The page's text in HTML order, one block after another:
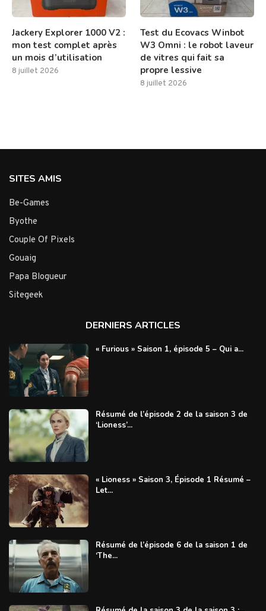
Jackery Explorer 1000 V2 :
mon test complet après
un mois d’utilisation
8 juillet 2026
Test du Ecovacs Winbot
W3 Omni : le robot laveur
de vitres qui fait sa
propre lessive
8 juillet 2026
SITES AMIS
Be-Games
Byothe
Couple Of Pixels
Gouaig
Papa Blogueur
Sitegeek
DERNIERS ARTICLES
« Furious » Saison 1, épisode 5 – Qui a...
Résumé de l’épisode 2 de la saison 3 de
‘Lioness’...
« Lioness » Saison 3, Épisode 1 Résumé –
Let...
Résumé de l’épisode 6 de la saison 1 de
‘The...